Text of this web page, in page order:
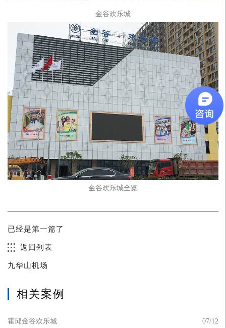
金谷欢乐城
金谷欢乐城全览
已经是第一篇了
返回列表
九华山机场
相关案例
霍邱金谷欢乐城 07/12